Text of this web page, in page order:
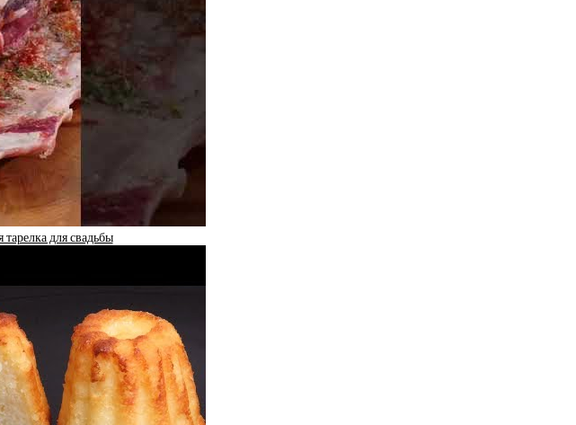
для свадьбы